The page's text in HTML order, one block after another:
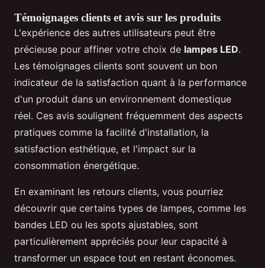
Témoignages clients et avis sur les produits
L'expérience des autres utilisateurs peut être
précieuse pour affiner votre choix de lampes LED.
Les témoignages clients sont souvent un bon
indicateur de la satisfaction quant à la performance
d'un produit dans un environnement domestique
réel. Ces avis soulignent fréquemment des aspects
pratiques comme la facilité d'installation, la
satisfaction esthétique, et l'impact sur la
consommation énergétique.
En examinant les retours clients, vous pourriez
découvrir que certains types de lampes, comme les
bandes LED ou les spots ajustables, sont
particulièrement appréciés pour leur capacité à
transformer un espace tout en restant économes.